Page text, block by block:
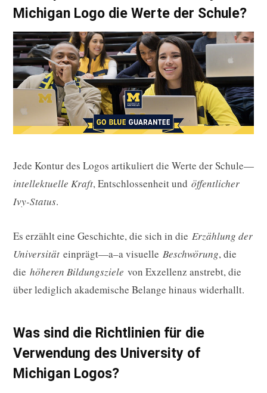
Michigan Logo die Werte der Schule?
Jede Kontur des Logos artikuliert die Werte der Schule—
intellektuelle Kraft, Entschlossenheit und öffentlicher
Ivy-Status.
Es erzählt eine Geschichte, die sich in die Erzählung der
Universität einprägt—a–a visuelle Beschwörung, die
die höheren Bildungsziele von Exzellenz anstrebt, die
über lediglich akademische Belange hinaus widerhallt.
Was sind die Richtlinien für die
Verwendung des University of
Michigan Logos?